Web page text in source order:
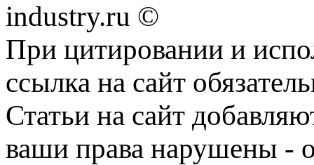
industry.ru ©
При цитировании и
ссылка на сайт
Статьи на сайт
ваши права нарушены -